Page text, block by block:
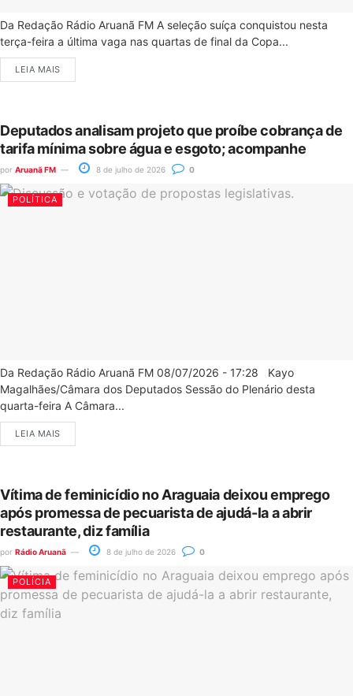
Da Redação Rádio Aruanã FM A seleção suíça conquistou nesta
terça-feira a última vaga nas quartas de final da Copa...
LEIA MAIS
Deputados analisam projeto que proíbe cobrança de
tarifa mínima sobre água e esgoto; acompanhe
por Aruanã FM 8 de julho de 2026 0
POLÍTICA
Da Redação Rádio Aruanã FM 08/07/2026 - 17:28 Kayo
Magalhães/Câmara dos Deputados Sessão do Plenário desta
quarta-feira A Câmara...
LEIA MAIS
Vítima de feminicídio no Araguaia deixou emprego
após promessa de pecuarista de ajudá-la a abrir
restaurante, diz família
por Rádio Aruanã 8 de julho de 2026 0
POLÍCIA